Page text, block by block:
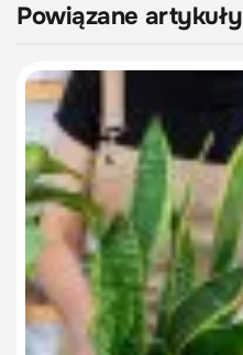
Powiązane artykuły